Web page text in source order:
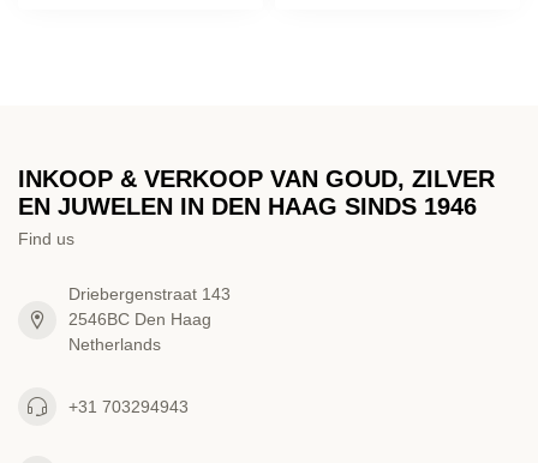
INKOOP & VERKOOP VAN GOUD, ZILVER
EN JUWELEN IN DEN HAAG SINDS 1946
Find us
Driebergenstraat 143
2546BC Den Haag
Netherlands
+31 703294943